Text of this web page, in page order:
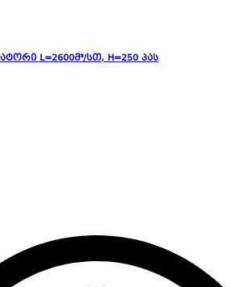
L=2600მ³/სთ, H=250 პას